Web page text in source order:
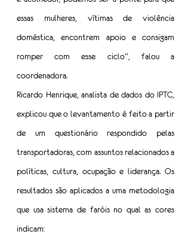
essas mulheres, vítimas de violência
doméstica, encontrem apoio e consigam
romper com esse ciclo”, falou a
coordenadora.
Ricardo Henrique, analista de dados do IPTC,
explicou que o levantamento é feito a partir
de um questionário respondido pelas
transportadoras, com assuntos relacionados a
políticas, cultura, ocupação e liderança. Os
resultados são aplicados a uma metodologia
que usa sistema de faróis no qual as cores
indicam: